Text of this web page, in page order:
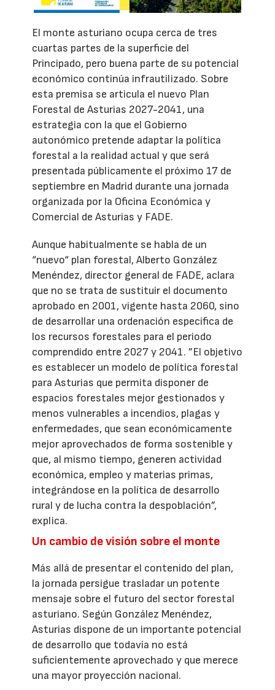
El monte asturiano ocupa cerca de tres
cuartas partes de la superficie del
Principado, pero buena parte de su potencial
económico continúa infrautilizado. Sobre
esta premisa se articula el nuevo Plan
Forestal de Asturias 2027-2041, una
estrategia con la que el Gobierno
autonómico pretende adaptar la política
forestal a la realidad actual y que será
presentada públicamente el próximo 17 de
septiembre en Madrid durante una jornada
organizada por la Oficina Económica y
Comercial de Asturias y FADE.
Aunque habitualmente se habla de un
“nuevo“ plan forestal, Alberto González
Menéndez, director general de FADE, aclara
que no se trata de sustituir el documento
aprobado en 2001, vigente hasta 2060, sino
de desarrollar una ordenación específica de
los recursos forestales para el periodo
comprendido entre 2027 y 2041. ”El objetivo
es establecer un modelo de política forestal
para Asturias que permita disponer de
espacios forestales mejor gestionados y
menos vulnerables a incendios, plagas y
enfermedades, que sean económicamente
mejor aprovechados de forma sostenible y
que, al mismo tiempo, generen actividad
económica, empleo y materias primas,
integrándose en la política de desarrollo
rural y de lucha contra la despoblación”,
explica.
Un cambio de visión sobre el monte
Más allá de presentar el contenido del plan,
la jornada persigue trasladar un potente
mensaje sobre el futuro del sector forestal
asturiano. Según González Menéndez,
Asturias dispone de un importante potencial
de desarrollo que todavía no está
suficientemente aprovechado y que merece
una mayor proyección nacional.